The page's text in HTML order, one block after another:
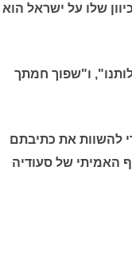
שלו על ישראל הוא
ו"שפוך חמתך
להשוות את כתיבתם
האמיתי של סעודיה